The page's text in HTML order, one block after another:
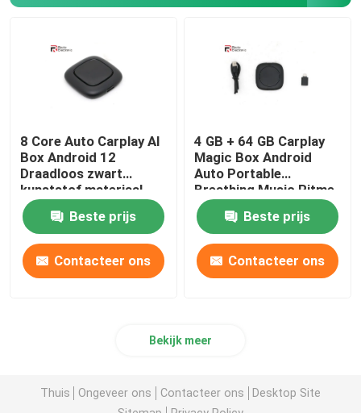
8 Core Auto Carplay AI
Box Android 12
Draadloos zwart
kunststof materiaal
Beste prijs
Contacteer ons
4 GB + 64 GB Carplay
Magic Box Android
Auto Portable
Breathing Music Ritme
Sfeer
Beste prijs
Contacteer ons
Bekijk meer
Thuis Ongeveer ons Contacteer ons
Desktop Site